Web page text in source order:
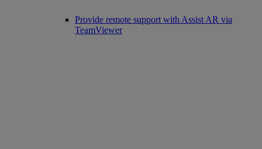
Provide remote support with Assist AR via
TeamViewer